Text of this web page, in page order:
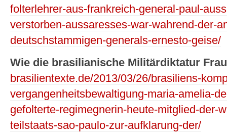
folterlehrer-aus-frankreich-general-paul-
verstorben-aussaresses-war-wahrend-der-
deutschstammigen-generals-ernesto-geise/
Wie die brasilianische Militärdiktatur
brasilientexte.de/2013/03/26/brasiliens-
vergangenheitsbewaltigung-maria-amelia-
gefolterte-regimegnerin-heute-mitglied-der-
teilstaats-sao-paulo-zur-aufklarung-der/